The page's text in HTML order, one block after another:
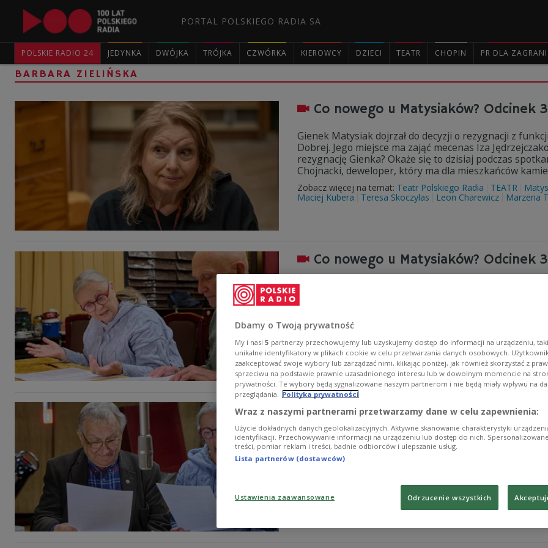
PORTAL POLSKIEGO RADIA SA
POLSKIE RADIO 24 JEDYNKA DWÓJKA TRÓJKA CZWÓRKA KIEROWCY DZIECI TEATR CHOPIN PR DLA
BARBARA ZIELIŃSKA
Co nowego u Matysiaków? Odcinek
Gienek Matysiak dojrzał do decyzji o rezygnacji z
Dobrej. Jego miejsce ma zająć mecenas Iza
rezygnację Gienka? Okaże się to dzisiaj podczas
Chojnacki, deweloper, który ma dla mieszkańców
Zobacz więcej na temat: Teatr Polskiego Radia TEATR
Maciej Kubera
Teresa Skoczylas Leon Charewicz Marzena
Co nowego u Matysiaków? Odcinek
W sklepie Szymkowskich ciekawe rozmowy i
rozterkach męskiego serca. Nie zabraknie jak
troche nowych plotek się pojawi. Kto wie?
Zobacz więcej na temat:
Co nowego u Matysiaków? Odcinek
Lola Pojemnicka jest bardzo rozczarowana. Wraz ze
czerwony kapelusz i fioletową sukienkę. Udało jej się
postanowiła założyć stowarzyszenie o tej właśnie
Malinowską. Ta wraca akurat ze spaceru z
warszawskich kapliczek i zupełnie nieoczekiwanie
Zobacz więcej na temat: Teatr Polskiego Radia TEATR
Teresa Skoczylas Kazimierz Kaczor Karol
Dbamy o Twoją prywatność
My i nasi 5 partnerzy przechowujemy lub uzyskujemy dostęp do informacji na urządzeniu,
unikalne identyfikatory w plikach cookie w celu przetwarzania danych osobowych.
zaakceptować swoje wybory lub zarządzać nimi, klikając poniżej, jak również skorzystać z
sprzeciwu na podstawie prawnie uzasadnionego interesu lub w dowolnym momencie na
prywatności. Te wybory będą sygnalizowane naszym partnerom i nie będą miały wpływu na
przeglądania. Polityka prywatności
Wraz z naszymi partnerami przetwarzamy dane w celu zapewnienia:
Użycie dokładnych danych geolokalizacyjnych. Aktywne skanowanie charakterystyki
identyfikacji. Przechowywanie informacji na urządzeniu lub dostęp do nich.
treści, pomiar reklam i treści, badnie odbiorców i ulepszanie usług.
Lista partnerów (dostawców)
Ustawienia zaawansowane Odrzucenie wszystkich